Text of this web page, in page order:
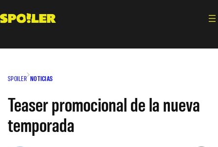
SPOILER NOTICIAS
Teaser promocional de la nueva
temporada